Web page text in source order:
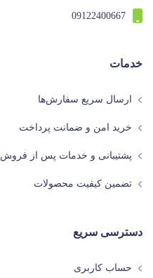
09122400667
خدمات
ارسال سریع سفارش‌ها
خرید امن و ضمانت پرداخت
پشتیبانی و خدمات پس از فروش
تضمین کیفیت محصولات
دسترسی سریع
حساب کاربری